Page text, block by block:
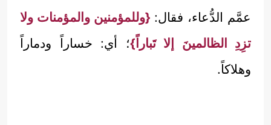
عمَّم الدُّعاء، فقال: {وللمؤمنين والمؤمنات ولا
تزِدِ الظالمينَ إلا تَباراً}؛ أي: خساراً ودماراً
وهلاكاً.